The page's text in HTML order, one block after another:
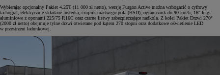
Wybierając opcjonalny Pakiet 4.25T (11 000 zł netto), wersję Furgon Active można wzbogacić o cyfrowy
tachograf, elektrycznie składane lusterka, czujnik martwego pola (BSD), ogranicznik do 90 km/h, 16" felgi
aluminiowe z oponami 225/75 R16C oraz czarne listwy zabezpieczające nadkola. Z kolei Pakiet Drzwi 270°
(2000 zł netto) obejmuje tylne drzwi otwierane pod kątem 270 stopni oraz dodatkowe oświetlenie LED
w przestrzeni ładunkowej.